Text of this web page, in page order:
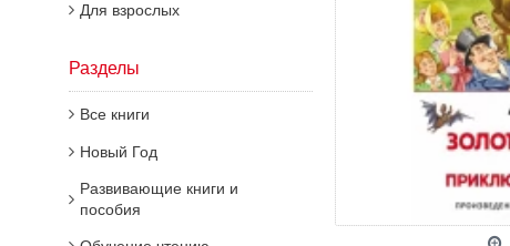
Для взрослых
Разделы
Все книги
Новый Год
Развивающие книги и
пособия